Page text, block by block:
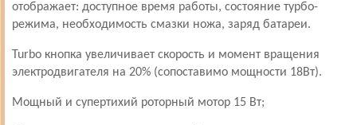
отображает: доступное время работы, состояние турбо-
режима, необходимость смазки ножа, заряд батареи.
Turbo кнопка увеличивает скорость и момент вращения
электродвигателя на 20% (сопоставимо мощности 18Вт).
Мощный и супертихий роторный мотор 15 Вт;